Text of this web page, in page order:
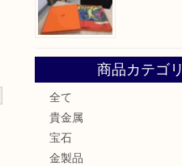
商品カテゴリ
全て
貴金属
宝石
金製品